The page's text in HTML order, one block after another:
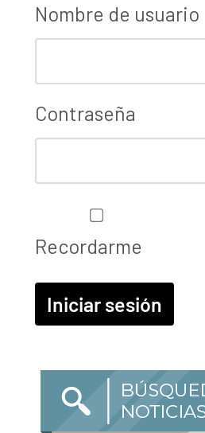
Nombre de usuario
Contraseña
Recordarme